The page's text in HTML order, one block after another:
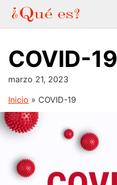
Saltar
contenido
COVID-19
marzo 21, 2023
Inicio » COVID-19